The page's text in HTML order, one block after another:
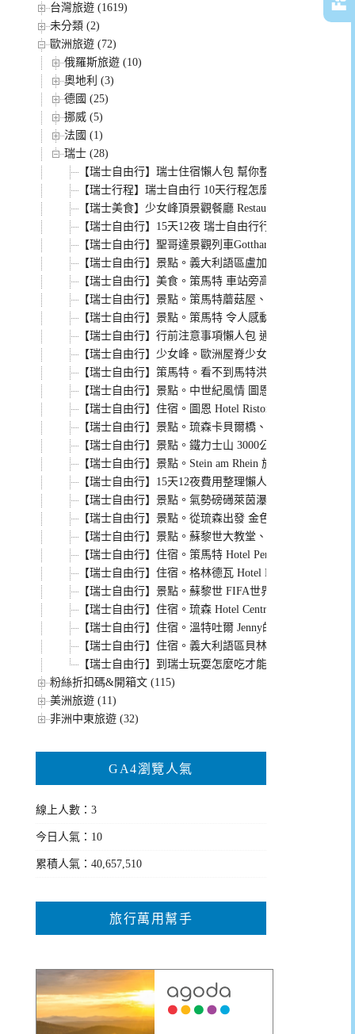
台灣旅遊 (1619)
未分類 (2)
歐洲旅遊 (72)
俄羅斯旅遊 (10)
奧地利 (3)
德國 (25)
挪威 (5)
法國 (1)
瑞士 (28)
【瑞士自由行】瑞士住宿懶人包 幫你整理琉森、圖恩
【瑞士行程】瑞士自由行 10天行程怎麼排？ 這篇幫你
【瑞士美食】少女峰頂景觀餐廳 Restaurant Crystal 看著
【瑞士自由行】15天12夜 瑞士自由行行程大公開
【瑞士自由行】聖哥達景觀列車Gotthard 經典列車路線
【瑞士自由行】景點。義大利語區盧加諾 必遊盧加諾湖
【瑞士自由行】美食。策馬特 車站旁高CP值排餐餐廳
【瑞士自由行】景點。策馬特蘑菇屋、博物館、教堂 其
【瑞士自由行】景點。策馬特 令人感動和讚嘆的馬特洪
【瑞士自由行】行前注意事項懶人包 通通準備好就不慌
【瑞士自由行】少女峰。歐洲屋脊少女峰Jungfrau交通玩
【瑞士自由行】策馬特。看不到馬特洪峰的五湖健行~只
【瑞士自由行】景點。中世紀風情 圖恩小鎮的隨興任意
【瑞士自由行】住宿。圖恩 Hotel Ristorante Stella del
【瑞士自由行】景點。琉森卡貝爾橋、大教堂、琉森湖
【瑞士自由行】景點。鐵力士山 3000公尺高空體驗飆速
【瑞士自由行】景點。Stein am Rhein 施泰因 萊茵河畔
【瑞士自由行】15天12夜費用整理懶人包 機票、住宿、
【瑞士自由行】景點。氣勢磅礡萊茵瀑布 唯美古鎮沙夫
【瑞士自由行】景點。從琉森出發 金色環遊 探訪龍的
【瑞士自由行】景點。蘇黎世大教堂、林登霍夫山丘、
【瑞士自由行】住宿。策馬特 Hotel Perren 地點方便服
【瑞士自由行】住宿。格林德瓦 Hotel Hirschen少女峰下
【瑞士自由行】景點。蘇黎世 FIFA世界足球博物館 最
【瑞士自由行】住宿。琉森 Hotel Central Luzern 車站三
【瑞士自由行】住宿。溫特吐爾 Jenny的家溫馨混血家庭
【瑞士自由行】住宿。義大利語區貝林佐那 Ricky的家
【瑞士自由行】到瑞士玩耍怎麼吃才能開心又不傷荷包
粉絲折扣碼&開箱文 (115)
美洲旅遊 (11)
非洲中東旅遊 (32)
GA4瀏覽人氣
線上人數：3
今日人氣：10
累積人氣：40,657,510
旅行萬用幫手